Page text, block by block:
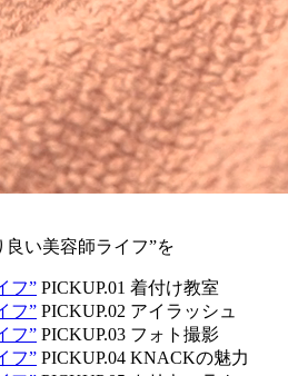
良い美容師ライフ”を
PICKUP.01 着付け教室
PICKUP.02 アイラッシュ
PICKUP.03 フォト撮影
PICKUP.04 KNACKの魅力